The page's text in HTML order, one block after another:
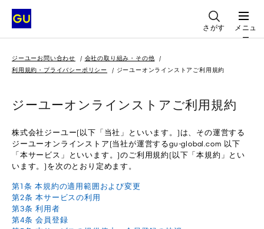
さがす
メニュ
ー
ジーユーお問い合わせ
会社の取り組み・その他
利用規約・プライバシーポリシー
ジーユーオンラインストアご利用規約
ジーユーオンラインストアご利用規約
株式会社ジーユー(以下「当社」といいます。)は、その運営する
ジーユーオンラインストア(当社が運営するgu-global.com 以下
「本サービス」といいます。)のご利用規約(以下「本規約」とい
います。)を次のとおり定めます。
第1条 本規約の適用範囲および変更
第2条 本サービスの利用
第3条 利用者
第4条 会員登録